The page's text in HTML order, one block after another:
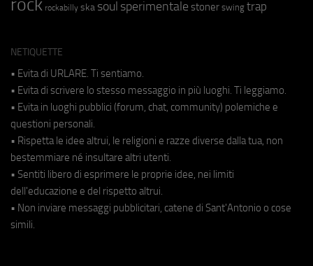
rock rockabilly ska soul sperimentale stoner swing trap
NETIQUETTE
• Evita di URLARE. Ti sentiamo.
• Evita di scrivere lo stesso messaggio in più luoghi. Ti leggiamo.
• Evita in luoghi pubblici (forum, chat, community) polemiche e
questioni personali.
• Rispetta le idee altrui, le religioni e razze diverse dalla tua, non
bestemmiare né insultare altri utenti.
• Sentiti libero di esprimere le proprie idee, nei limiti
dell'educazione e del rispetto altrui.
• Non inviare messaggi pubblicitari, catene di Sant'Antonio o cose
simili.